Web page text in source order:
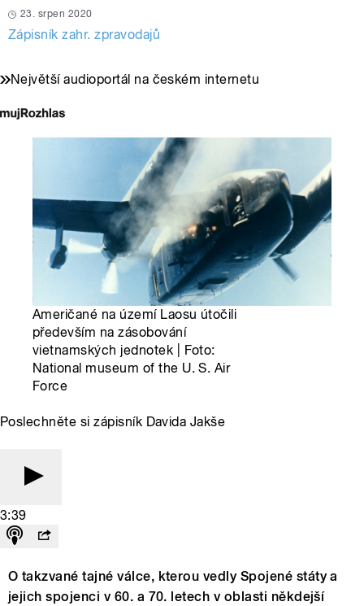
23. srpen 2020
Zápisník zahr. zpravodajů
Největší audioportál na českém internetu
Američané na území Laosu útočili
především na zásobování
vietnamských jednotek | Foto:
National museum of the U. S. Air
Force
Poslechněte si zápisník Davida Jakše
3:39
O takzvané tajné válce, kterou vedly Spojené státy a
jejich spojenci v 60. a 70. letech v oblasti někdejší